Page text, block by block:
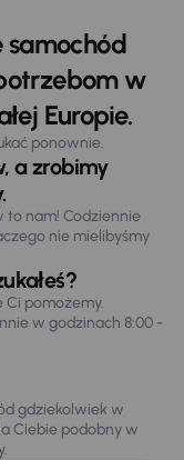
w
Europie.
ponownie.
a zrobimy
to nam! Codziennie
nie mielibyśmy
Ci pomożemy.
w godzinach 8:00 -
gdziekolwiek w
Ciebie podobny w